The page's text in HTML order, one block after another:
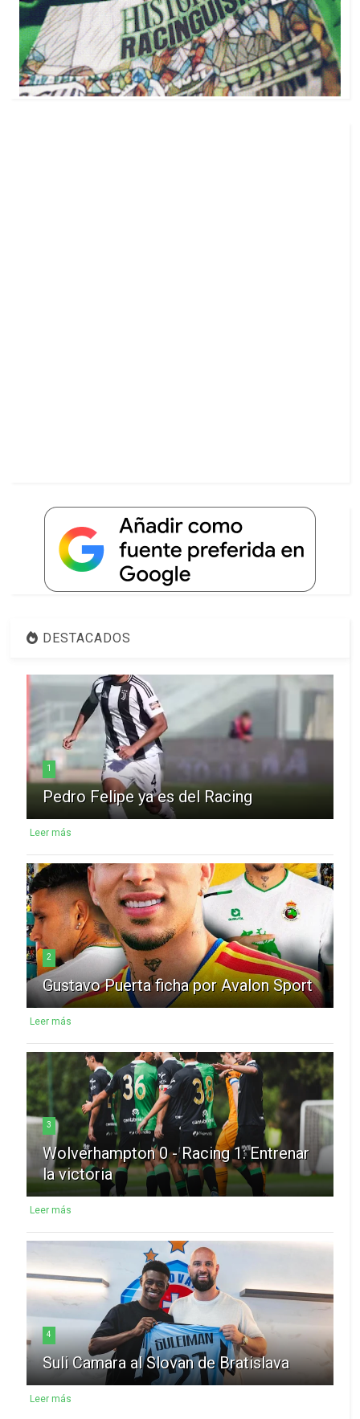
DESTACADOS
1
Pedro Felipe ya es del Racing
Leer más
2
Gustavo Puerta ficha por Avalon Sport
Leer más
3
Wolverhampton 0 - Racing 1: Entrenar
la victoria
Leer más
4
Suli Camara al Slovan de Bratislava
Leer más